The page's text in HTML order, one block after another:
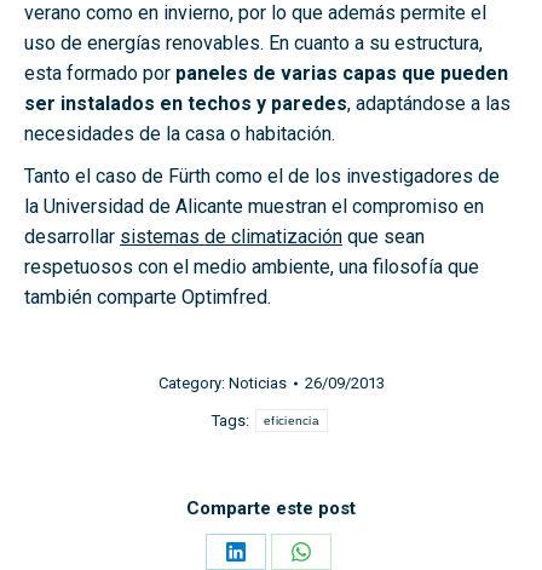
verano como en invierno, por lo que además permite el
uso de energías renovables. En cuanto a su estructura,
esta formado por paneles de varias capas que pueden
ser instalados en techos y paredes, adaptándose a las
necesidades de la casa o habitación.
Tanto el caso de Fürth como el de los investigadores de
la Universidad de Alicante muestran el compromiso en
desarrollar sistemas de climatización que sean
respetuosos con el medio ambiente, una filosofía que
también comparte Optimfred.
Category: Noticias 26/09/2013
Tags: eficiencia
Comparte este post